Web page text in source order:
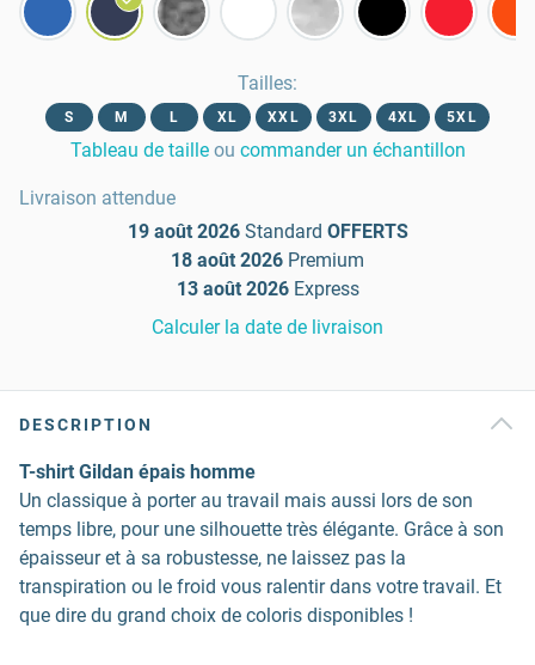
Tailles:
S M L XL XXL 3XL 4XL 5XL
Tableau de taille ou commander un échantillon
Livraison attendue
19 août 2026 Standard OFFERTS
18 août 2026 Premium
13 août 2026 Express
Calculer la date de livraison
DESCRIPTION
T-shirt Gildan épais homme
Un classique à porter au travail mais aussi lors de son
temps libre, pour une silhouette très élégante. Grâce à son
épaisseur et à sa robustesse, ne laissez pas la
transpiration ou le froid vous ralentir dans votre travail. Et
que dire du grand choix de coloris disponibles !